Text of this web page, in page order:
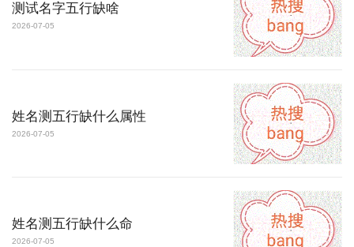
测试名字五行缺啥
2026-07-05
姓名测五行缺什么属性
2026-07-05
姓名测五行缺什么命
2026-07-05